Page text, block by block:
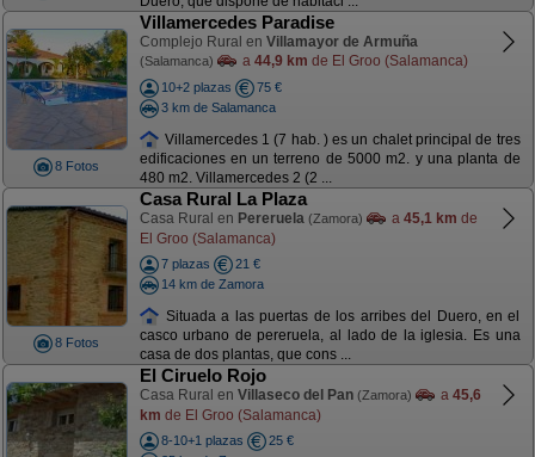
8 Fotos
Villamercedes Paradise
Complejo Rural en Villamayor de Armuña
(Salamanca) a 44,9 km de El Groo (Salamanca)
10+2 plazas
75 €
3 km de Salamanca
Villamercedes 1 (7 hab. ) es un chalet principal de tres
edificaciones en un terreno de 5000 m2. y una planta de
480 m2. Villamercedes 2 (2 ...
8 Fotos
Casa Rural La Plaza
Casa Rural en Pereruela (Zamora) a 45,1 km de
El Groo (Salamanca)
7 plazas
21 €
14 km de Zamora
Situada a las puertas de los arribes del Duero, en el
casco urbano de pereruela, al lado de la iglesia. Es una
casa de dos plantas, que cons ...
El Ciruelo Rojo
Casa Rural en Villaseco del Pan (Zamora) a 45,6
km de El Groo (Salamanca)
8-10+1 plazas
25 €